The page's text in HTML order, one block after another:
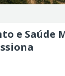
e Saúde